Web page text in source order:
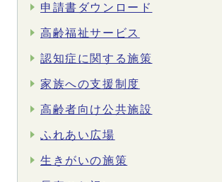
申請書ダウンロード
高齢福祉サービス
認知症に関する施策
家族への支援制度
高齢者向け公共施設
ふれあい広場
生きがいの施策